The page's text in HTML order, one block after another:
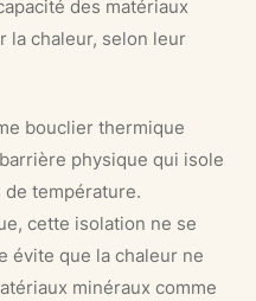
des matériaux
la chaleur, selon leur
bouclier thermique
physique qui isole
température.
cette isolation ne se
évite que la chaleur ne
minéraux comme